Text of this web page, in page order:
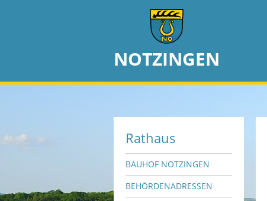
NOTZINGEN
Rathaus
BAUHOF NOTZINGEN
BEHÖRDENADRESSEN